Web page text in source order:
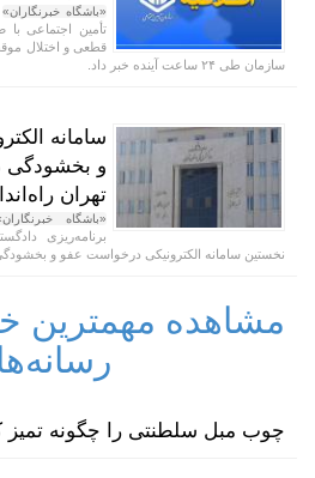
«باشگاه خبرنگاران»
تأمین اجتماعی با
قطعی و اختلال
سازمان طی ۲۴ ساعت آینده خبر داد.
سامانه
و بخشودگی
تهران
«باشگاه
برنامه‌ریزی
نخستین سامانه الکترونیکی درخواست عفو و
مشاهده مهمترین
چوب مبل سلطنتی را چگونه تمیز